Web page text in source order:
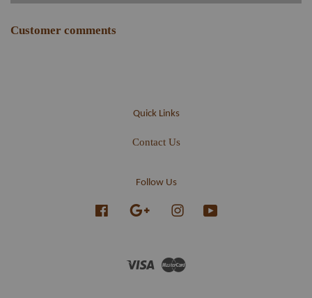
Customer comments
Quick Links
Contact Us
Follow Us
Facebook Google Instagram
Visa